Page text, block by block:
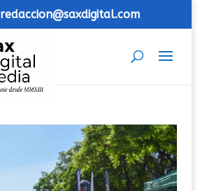
redaccion@saxdigital.com